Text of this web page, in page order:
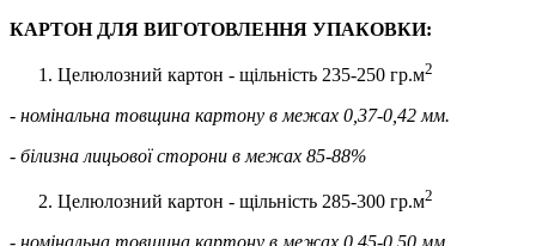
КАРТОН ДЛЯ ВИГОТОВЛЕННЯ УПАКОВКИ:
Целюлозний картон - щільність 235-250 гр.м2
- номінальна товщина картону в межах 0,37-0,42 мм.
- білизна лицьової сторони в межах 85-88%
Целюлозний картон - щільність 285-300 гр.м2